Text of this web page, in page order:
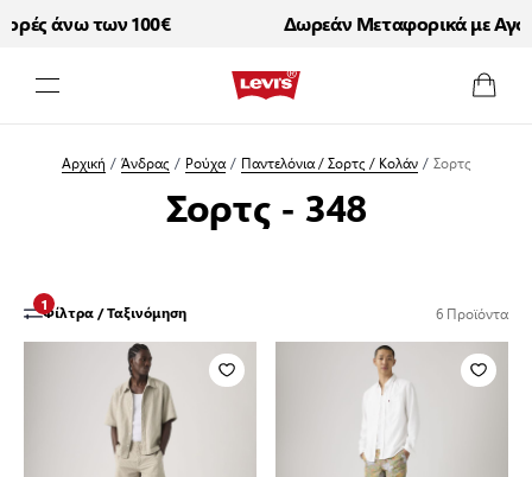
άνω των 100€ Δωρεάν Μεταφορικά με
Αρχική / Άνδρας / Ρούχα / Παντελόνια / Σορτς / Κολάν / Σορτς
Σορτς - 348
Φίλτρα / Ταξινόμηση
1 6Προϊόντα